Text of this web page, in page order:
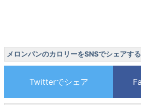
メロンパンのカロリーをSNSでシェアする